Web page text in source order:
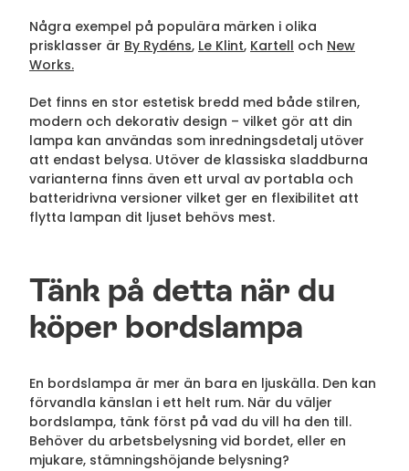
Några exempel på populära märken i olika
prisklasser är By Rydéns, Le Klint, Kartell och New
Works.
Det finns en stor estetisk bredd med både stilren,
modern och dekorativ design – vilket gör att din
lampa kan användas som inredningsdetalj utöver
att endast belysa. Utöver de klassiska sladdburna
varianterna finns även ett urval av portabla och
batteridrivna versioner vilket ger en flexibilitet att
flytta lampan dit ljuset behövs mest.
Tänk på detta när du
köper bordslampa
En bordslampa är mer än bara en ljuskälla. Den kan
förvandla känslan i ett helt rum. När du väljer
bordslampa, tänk först på vad du vill ha den till.
Behöver du arbetsbelysning vid bordet, eller en
mjukare, stämningshöjande belysning?